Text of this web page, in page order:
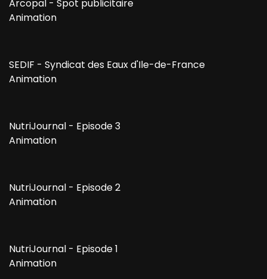
Arcopal - Spot publicitaire
Animation
SEDIF - Syndicat des Eaux d'Ile-de-France
Animation
NutriJournal - Episode 3
Animation
NutriJournal - Episode 2
Animation
NutriJournal - Episode 1
Animation